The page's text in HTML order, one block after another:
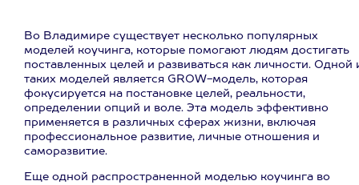
Во Владимире существует несколько популярных
моделей коучинга, которые помогают людям достигать
поставленных целей и развиваться как личности. Одной
таких моделей является GROW-модель, которая
фокусируется на постановке целей, реальности,
определении опций и воле. Эта модель эффективно
применяется в различных сферах жизни, включая
профессиональное развитие, личные отношения и
саморазвитие.
Еще одной распространенной моделью коучинга во